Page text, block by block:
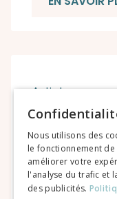
FOCUS
Nous utilisons des
le fonctionnement
améliorer votre
l'analyse du trafic et
des publicités.